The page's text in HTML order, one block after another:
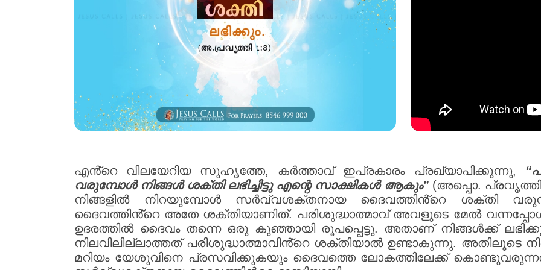
എൻ്റെ വിലയേറിയ സുഹൃത്തേ, കർത്താവ് ഇപ്രകാരം പ്രഖ്യാപിക്കുന്നു,
വരുമ്പോൾ നിങ്ങൾ ശക്തി ലഭിച്ചിട്ടു എന്റെ സാക്ഷികൾ ആകും”(അപ്പൊ.
നിങ്ങളിൽ നിറയുമ്പോൾ സർവ്വശക്തനായ ദൈവത്തിൻ്റെ ശക്തി
ദൈവത്തിൻ്റെ അതേ ശക്തിയാണിത്. പരിശുദ്ധാത്മാവ് അവളുടെ മേൽ
ഉദരത്തിൽ ദൈവം തന്നെ ഒരു കുഞ്ഞായി രൂപപ്പെട്ടു. അതാണ് നിങ്ങൾക്ക്
നിലവിലില്ലാത്തത് പരിശുദ്ധാത്മാവിൻ്റെ ശക്തിയാൽ ഉണ്ടാകുന്നു. അതിലൂടെ
മറിയം യേശുവിനെ പ്രസവിക്കുകയും ദൈവത്തെ ലോകത്തിലേക്ക്